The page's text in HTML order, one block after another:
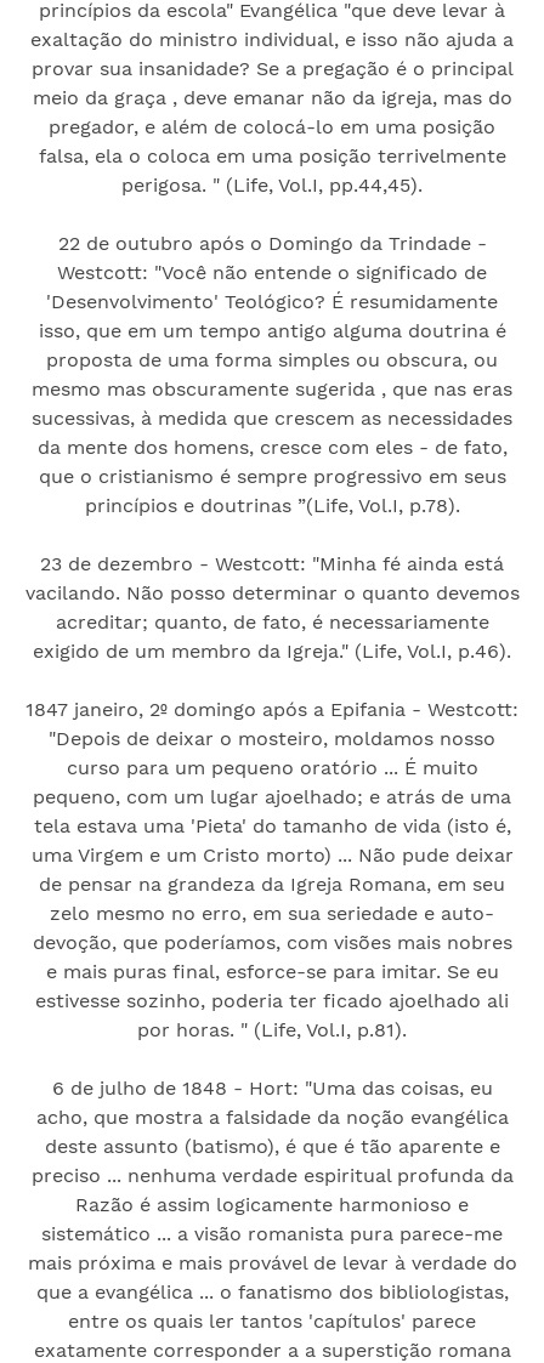
princípios da escola" Evangélica "que deve levar à
exaltação do ministro individual, e isso não ajuda a
provar sua insanidade? Se a pregação é o principal
meio da graça , deve emanar não da igreja, mas do
pregador, e além de colocá-lo em uma posição
falsa, ela o coloca em uma posição terrivelmente
perigosa. " (Life, Vol.I, pp.44,45).
22 de outubro após o Domingo da Trindade -
Westcott: "Você não entende o significado de
'Desenvolvimento' Teológico? É resumidamente
isso, que em um tempo antigo alguma doutrina é
proposta de uma forma simples ou obscura, ou
mesmo mas obscuramente sugerida , que nas eras
sucessivas, à medida que crescem as necessidades
da mente dos homens, cresce com eles - de fato,
que o cristianismo é sempre progressivo em seus
princípios e doutrinas ”(Life, Vol.I, p.78).
23 de dezembro - Westcott: "Minha fé ainda está
vacilando. Não posso determinar o quanto devemos
acreditar; quanto, de fato, é necessariamente
exigido de um membro da Igreja." (Life, Vol.I, p.46).
1847 janeiro, 2º domingo após a Epifania - Westcott:
"Depois de deixar o mosteiro, moldamos nosso
curso para um pequeno oratório ... É muito
pequeno, com um lugar ajoelhado; e atrás de uma
tela estava uma 'Pieta' do tamanho de vida (isto é,
uma Virgem e um Cristo morto) ... Não pude deixar
de pensar na grandeza da Igreja Romana, em seu
zelo mesmo no erro, em sua seriedade e auto-
devoção, que poderíamos, com visões mais nobres
e mais puras final, esforce-se para imitar. Se eu
estivesse sozinho, poderia ter ficado ajoelhado ali
por horas. " (Life, Vol.I, p.81).
6 de julho de 1848 - Hort: "Uma das coisas, eu
acho, que mostra a falsidade da noção evangélica
deste assunto (batismo), é que é tão aparente e
preciso ... nenhuma verdade espiritual profunda da
Razão é assim logicamente harmonioso e
sistemático ... a visão romanista pura parece-me
mais próxima e mais provável de levar à verdade do
que a evangélica ... o fanatismo dos bibliologistas,
entre os quais ler tantos 'capítulos' parece
exatamente corresponder a a superstição romana